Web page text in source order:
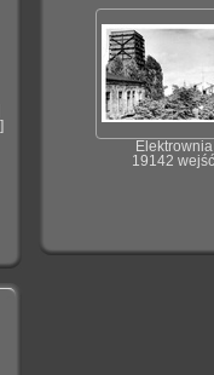
Elektrownia
19142 wejść